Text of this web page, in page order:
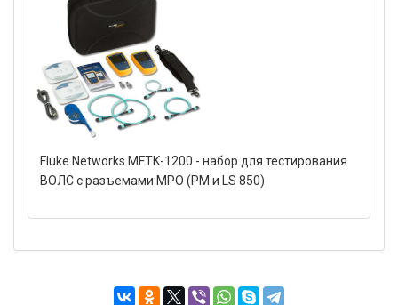
Fluke Networks MFTK-1200 - набор для тестирования
ВОЛС с разъемами MPO (PM и LS 850)